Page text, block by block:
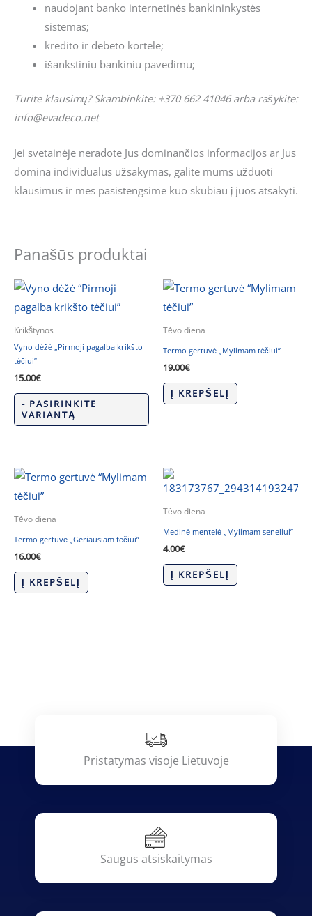
naudojant banko internetinės bankininkystės
sistemas;
kredito ir debeto kortele;
išankstiniu bankiniu pavedimu;
Turite klausimų? Skambinkite: +370 662 41046 arba rašykite:
info@evadeco.net
Jei svetainėje neradote Jus dominančios informacijos ar Jus
domina individualus užsakymas, galite mums užduoti
klausimus ir mes pasistengsime kuo skubiau į juos atsakyti.
Panašūs produktai
Krikštynos
Vyno dėžė „Pirmoji pagalba krikšto
tėčiui”
15.00€
- PASIRINKITE
VARIANTĄ
Tėvo diena
Termo gertuvė „Mylimam tėčiui”
19.00€
Į KREPŠELĮ
Tėvo diena
Termo gertuvė „Geriausiam tėčiui”
16.00€
Į KREPŠELĮ
Tėvo diena
Medinė mentelė „Mylimam seneliui”
4.00€
Į KREPŠELĮ
Pristatymas visoje Lietuvoje
Saugus atsiskaitymas